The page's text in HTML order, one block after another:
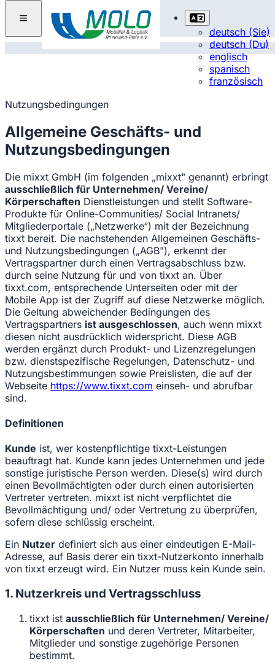
deutsch (Sie)
deutsch (Du)
englisch
spanisch
französisch
Nutzungsbedingungen
Allgemeine Geschäfts- und
Nutzungsbedingungen
Die mixxt GmbH (im folgenden „mixxt" genannt) erbringt
ausschließlich für Unternehmen/ Vereine/
Körperschaften Dienstleistungen und stellt Software-
Produkte für Online-Communities/ Social Intranets/
Mitgliederportale („Netzwerke“) mit der Bezeichnung
tixxt bereit. Die nachstehenden Allgemeinen Geschäfts-
und Nutzungsbedingungen („AGB"), erkennt der
Vertragspartner durch einen Vertragsabschluss bzw.
durch seine Nutzung für und von tixxt an. Über
tixxt.com, entsprechende Unterseiten oder mit der
Mobile App ist der Zugriff auf diese Netzwerke möglich.
Die Geltung abweichender Bedingungen des
Vertragspartners ist ausgeschlossen, auch wenn mixxt
diesen nicht ausdrücklich widerspricht. Diese AGB
werden ergänzt durch Produkt- und Lizenzregelungen
bzw. dienstspezifische Regelungen, Datenschutz- und
Nutzungsbestimmungen sowie Preislisten, die auf der
Webseite https://www.tixxt.com einseh- und abrufbar
sind.
Definitionen
Kunde ist, wer kostenpflichtige tixxt-Leistungen
beauftragt hat. Kunde kann jedes Unternehmen und jede
sonstige juristische Person werden. Diese(s) wird durch
einen Bevollmächtigten oder durch einen autorisierten
Vertreter vertreten. mixxt ist nicht verpflichtet die
Bevollmächtigung und/ oder Vertretung zu überprüfen,
sofern diese schlüssig erscheint.
Ein Nutzer definiert sich aus einer eindeutigen E-Mail-
Adresse, auf Basis derer ein tixxt-Nutzerkonto innerhalb
von tixxt erzeugt wird. Ein Nutzer muss kein Kunde sein.
1. Nutzerkreis und Vertragsschluss
tixxt ist ausschließlich für Unternehmen/ Vereine/
Körperschaften und deren Vertreter, Mitarbeiter,
Mitglieder und sonstige zugehörige Personen
bestimmt.